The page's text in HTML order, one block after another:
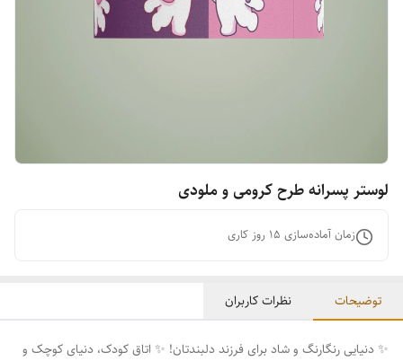
لوستر پسرانه طرح کرومی و ملودی
زمان آماده‌سازی 15 روز کاری
توضیحات نظرات کاربران
✨ دنیایی رنگارنگ و شاد برای فرزند دلبندتان! ✨ اتاق کودک، دنیای کوچک و